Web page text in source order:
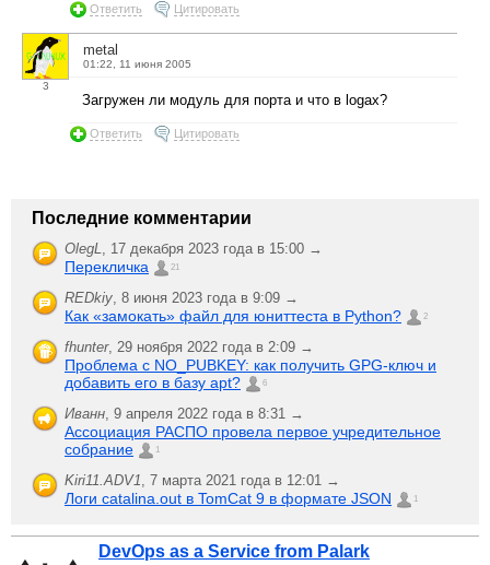
Ответить Цитировать
3
metal
01:22, 11 июня 2005
Загружен ли модуль для порта и что в logax?
Ответить Цитировать
Последние комментарии
OlegL 17 декабря 2023 года в 15:00 →
Перекличка 21
REDkiy 8 июня 2023 года в 9:09 →
Как «замокать» файл для юниттеста в Python? 2
fhunter, 29 ноября 2022 года в 2:09 →
Проблема с NO_PUBKEY: как получить GPG-ключ и
добавить его в базу apt?
6
Иванн 9 апреля 2022 года в 8:31 →
Ассоциация РАСПО провела первое учредительное
собрание
1
Kiri11.ADV1 7 марта 2021 года в 12:01 →
Логи catalina.out в TomCat 9 в формате JSON 1
DevOps as a Service from Palark